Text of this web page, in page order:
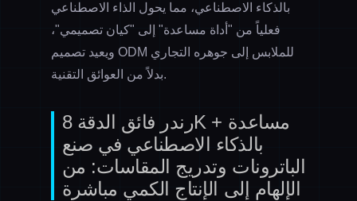
بالذكاء الاصطناعي، مما يحول الذاء الاصطناعي
فعلياً من "أداة مساعدة" إلى "كيان تصميمي"،
ويعيد تصميم ODM للملابس إلى جوهره التجاري
بدلاً من العوائق التقنية.
رندر فائق الدقة 8K + مساعدة
بالذكاء الاصطناعي في صنع
الباترونات وتدريج المقاسات: من
الإلهام إلى الإنتاج الكمي مباشرة